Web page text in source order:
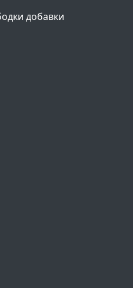
добавки